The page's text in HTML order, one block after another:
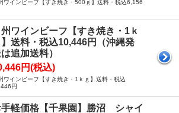
ワインビーフ【すき焼き・500ｇ】送料・税込6,156
ワインビーフ【すき焼き・1ｋ
】送料・税込10,446円（沖縄発
追加送料）
円(税込)
ワインビーフ【すき焼き・1ｋｇ】送料・税込
円
手軽価格【千果園】勝沼 シャイ